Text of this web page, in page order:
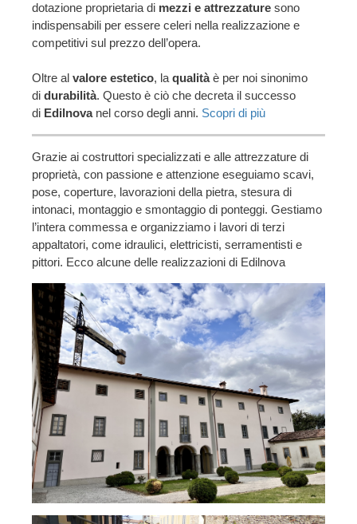
dotazione proprietaria di mezzi e attrezzature sono
indispensabili per essere celeri nella realizzazione e
competitivi sul prezzo dell’opera.
Oltre al valore estetico, la qualitàè per noi sinonimo
di durabilità. Questo è ciò che decreta il successo
di Edilnovanel corso degli anni. Scopri di più
Grazie ai costruttori specializzati e alle attrezzature di
proprietà, con passione e attenzione eseguiamo scavi,
pose, coperture, lavorazioni della pietra, stesura di
intonaci, montaggio e smontaggio di ponteggi. Gestiamo
l’intera commessa e organizziamo i lavori di terzi
appaltatori, come idraulici, elettricisti, serramentisti e
pittori. Ecco alcune delle realizzazioni di Edilnova